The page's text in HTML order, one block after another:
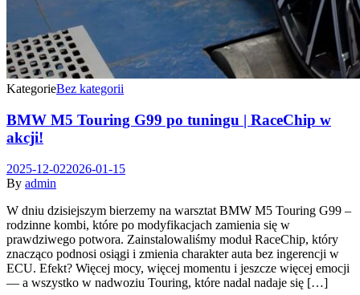
KategorieBez kategorii
BMW M5 Touring G99 po tuningu | RaceChip w
akcji!
2025-12-022026-01-15
By admin
W dniu dzisiejszym bierzemy na warsztat BMW M5 Touring G99 –
rodzinne kombi, które po modyfikacjach zamienia się w
prawdziwego potwora. Zainstalowaliśmy moduł RaceChip, który
znacząco podnosi osiągi i zmienia charakter auta bez ingerencji w
ECU. Efekt? Więcej mocy, więcej momentu i jeszcze więcej emocji
— a wszystko w nadwoziu Touring, które nadal nadaje się […]